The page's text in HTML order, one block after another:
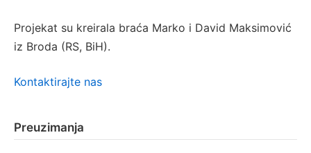
Projekat su kreirala braća Marko i David Maksimović
iz Broda (RS, BiH).
Kontaktirajte nas
Preuzimanja